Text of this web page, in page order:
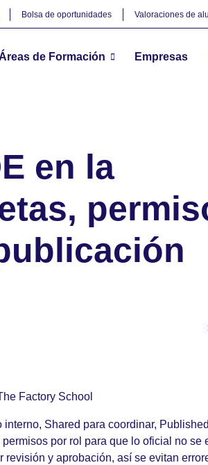
de Formación Empresas
Bolsa de oportunidades Valoraciones de
en la
Factory School
interno, Shared para coordinar,
por rol para que lo oficial no se
y aprobación, así se evitan